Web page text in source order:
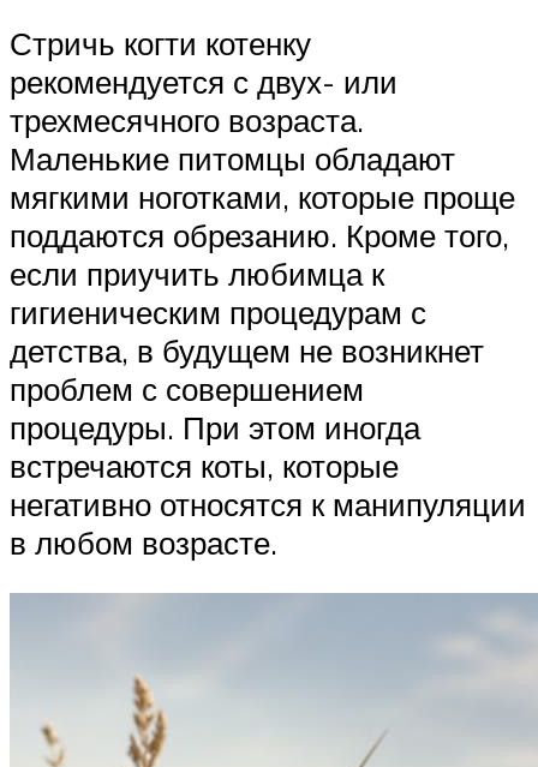
Стричь когти котенку
рекомендуется с двух- или
трехмесячного возраста.
Маленькие питомцы обладают
мягкими ноготками, которые проще
поддаются обрезанию. Кроме того,
если приучить любимца к
гигиеническим процедурам с
детства, в будущем не возникнет
проблем с совершением
процедуры. При этом иногда
встречаются коты, которые
негативно относятся к манипуляции
в любом возрасте.